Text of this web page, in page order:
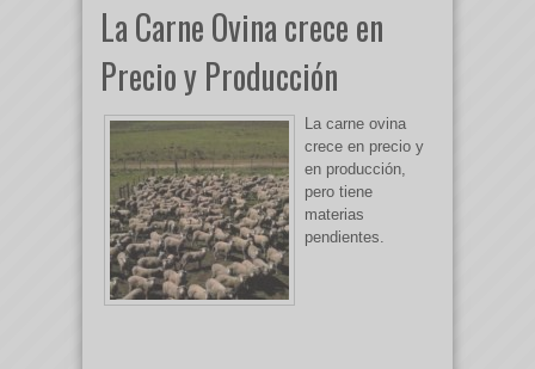
La Carne Ovina crece en
Precio y Producción
La carne ovina
crece en precio y
en producción,
pero tiene
materias
pendientes.